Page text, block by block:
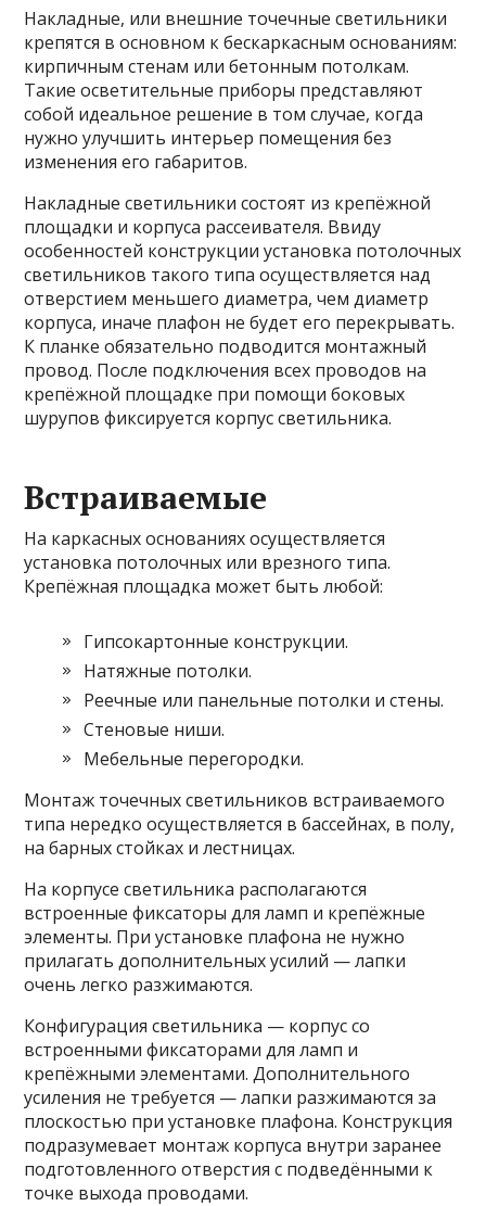
Накладные, или внешние точечные светильники
крепятся в основном к бескаркасным основаниям:
кирпичным стенам или бетонным потолкам.
Такие осветительные приборы представляют
собой идеальное решение в том случае, когда
нужно улучшить интерьер помещения без
изменения его габаритов.
Накладные светильники состоят из крепёжной
площадки и корпуса рассеивателя. Ввиду
особенностей конструкции установка потолочных
светильников такого типа осуществляется над
отверстием меньшего диаметра, чем диаметр
корпуса, иначе плафон не будет его перекрывать.
К планке обязательно подводится монтажный
провод. После подключения всех проводов на
крепёжной площадке при помощи боковых
шурупов фиксируется корпус светильника.
Встраиваемые
На каркасных основаниях осуществляется
установка потолочных или врезного типа.
Крепёжная площадка может быть любой:
Гипсокартонные конструкции.
Натяжные потолки.
Реечные или панельные потолки и стены.
Стеновые ниши.
Мебельные перегородки.
Монтаж точечных светильников встраиваемого
типа нередко осуществляется в бассейнах, в полу,
на барных стойках и лестницах.
На корпусе светильника располагаются
встроенные фиксаторы для ламп и крепёжные
элементы. При установке плафона не нужно
прилагать дополнительных усилий — лапки
очень легко разжимаются.
Конфигурация светильника — корпус со
встроенными фиксаторами для ламп и
крепёжными элементами. Дополнительного
усиления не требуется — лапки разжимаются за
плоскостью при установке плафона. Конструкция
подразумевает монтаж корпуса внутри заранее
подготовленного отверстия с подведёнными к
точке выхода проводами.